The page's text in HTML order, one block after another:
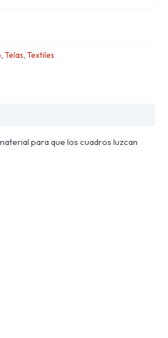
,Telas,Textiles
para que los cuadros luzcan